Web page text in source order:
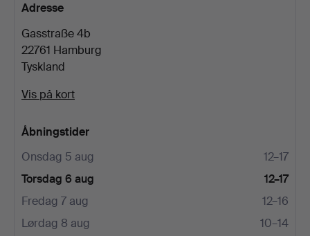
Adresse
Gasstraße 4b
22761 Hamburg
Tyskland
Vis på kort
Åbningstider
Onsdag 5 aug
12–17
Torsdag 6 aug
12–17
Fredag 7 aug
12–16
Lørdag 8 aug
10–14